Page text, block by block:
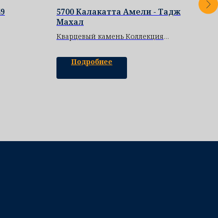
5700 Калакатта Амели - Тадж
Махал
Кварцевый камень Коллекция
Подробнее